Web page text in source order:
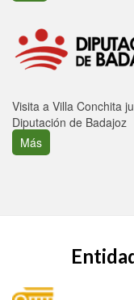
Visita a Villa Conchita
Diputación de Badajoz
Más